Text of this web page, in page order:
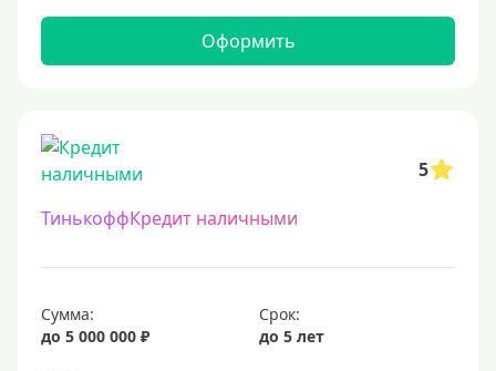
Оформить
5
ТинькоффКредит наличными
Сумма:
до 5 000 000 ₽
Срок:
до 5 лет